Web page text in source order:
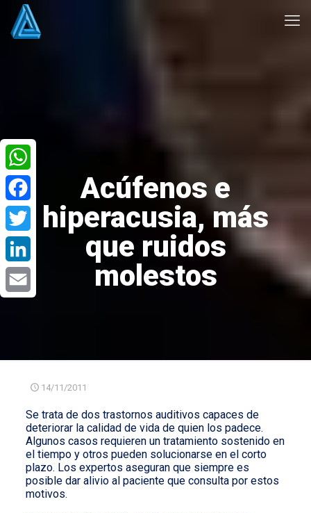
Acúfenos e
hiperacusia, más
que ruidos
molestos
14/11/2011
Se trata de dos trastornos auditivos capaces de
deteriorar la calidad de vida de quien los padece.
Algunos casos requieren un tratamiento sostenido en
el tiempo y otros pueden solucionarse en el corto
plazo. Los expertos aseguran que siempre es
posible dar alivio al paciente que consulta por estos
motivos.
WhatsApp
Facebook
Twitter
LinkedIn